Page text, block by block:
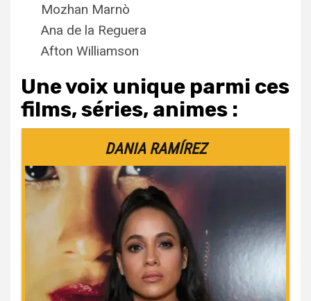
Mozhan Marnò
Ana de la Reguera
Afton Williamson
Une voix unique parmi ces
films, séries, animes :
DANIA RAMÍREZ